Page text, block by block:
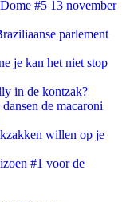
#5 13 november
parlement
je kan het niet stop
in de kontzak?
de macaroni
willen op je
#1 voor de